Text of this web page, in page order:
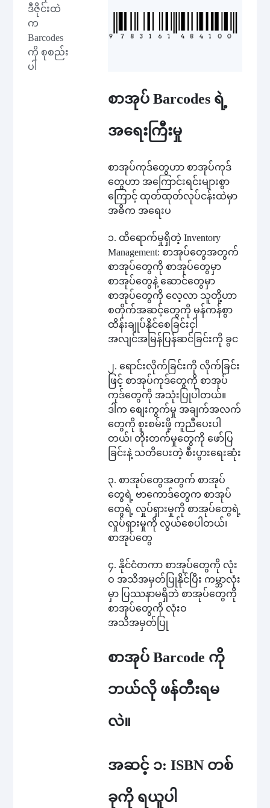
ဒီဇိုင်းထဲ
က
Barcodes
ကို စုစည်း
ပါ
စာအုပ် Barcodes ရဲ့
အရေးကြီးမှု
စာအုပ်ကုဒ်တွေဟာ စာအုပ်ကုဒ်
တွေဟာ အကြောင်းရင်းများစွာ
ကြောင့် ထုတ်ထုတ်လုပ်ငန်းထဲမှာ
အဓိက အရေးပ
၁. ထိရောက်မှုရှိတဲ့ Inventory
Management: စာအုပ်တွေအတွက်
စာအုပ်တွေကို စာအုပ်တွေမှာ
စာအုပ်တွေနဲ့ ဆောင်တွေမှာ
စာအုပ်တွေကို လေ့လာ သူတို့ဟာ
စတိုက်အဆင့်တွေကို မှန်ကန်စွာ
ထိန်းချုပ်နိုင်စေခြင်းငှါ
အလျင်အမြန်ပြန်ဆင်ခြင်းကို ခွင
၂. ရောင်းလိုက်ခြင်းကို လိုက်ခြင်း
ဖြင့် စာအုပ်ကုဒ်တွေကို စာအုပ်
ကုဒ်တွေကို အသုံးပြုပါတယ်။
ဒါက စျေးကွက်မှု အချက်အလက်
တွေကို စူးစမ်းဖို့ ကူညီပေးပါ
တယ်၊ တိုးတက်မှုတွေကို ဖော်ပြ
ခြင်းနဲ့ သတိပေးတဲ့ စီးပွားရေးဆုံး
၃. စာအုပ်တွေအတွက် စာအုပ်
တွေရဲ့ ဗာကောဒ်တွေက စာအုပ်
တွေရဲ့ လှုပ်ရှားမှုကို စာအုပ်တွေရဲ့
လှုပ်ရှားမှုကို လွယ်စေပါတယ်၊
စာအုပ်တွေ
၄. နိုင်ငံတကာ စာအုပ်တွေကို လုံး
ဝ အသိအမှတ်ပြုနိုင်ပြီး ကမ္ဘာလုံး
မှာ ပြဿနာမရှိဘဲ စာအုပ်တွေကို
စာအုပ်တွေကို လုံးဝ
အသိအမှတ်ပြု
စာအုပ် Barcode ကို
ဘယ်လို ဖန်တီးရမ
လဲ။
အဆင့် ၁: ISBN တစ်
ခုကို ရယူပါ